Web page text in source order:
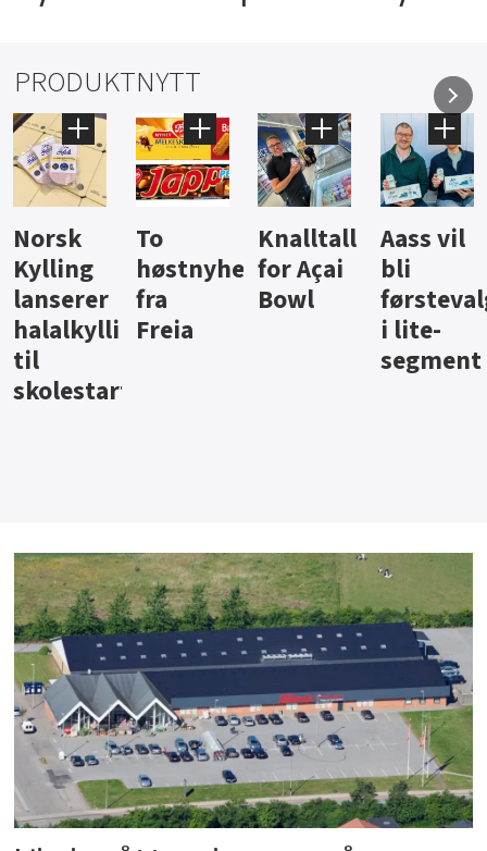
PRODUKTNYTT
Knalltall
for Açai
Bowl
Aass vil
bli
førstevalg
i lite-
Brus og
jus fra
Berentsen
Hard
iste fra
Hansa